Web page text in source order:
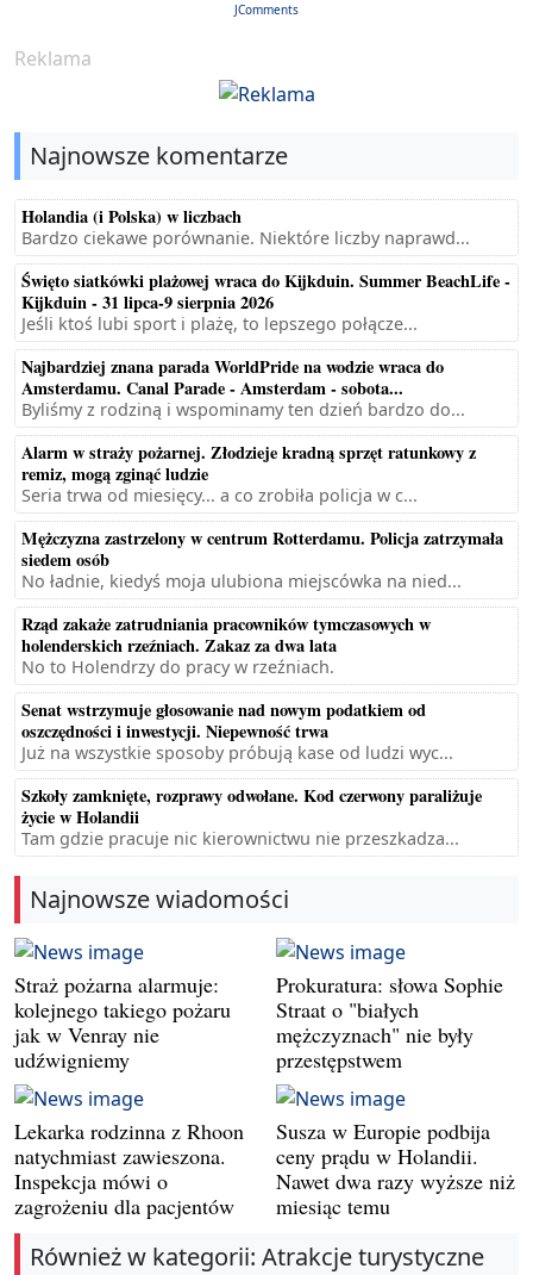
JComments
Reklama
Najnowsze komentarze
Holandia (i Polska) w liczbach
Bardzo ciekawe porównanie. Niektóre liczby naprawd...
Święto siatkówki plażowej wraca do Kijkduin. Summer BeachLife -
Kijkduin - 31 lipca-9 sierpnia 2026
Jeśli ktoś lubi sport i plażę, to lepszego połącze...
Najbardziej znana parada WorldPride na wodzie wraca do
Amsterdamu. Canal Parade - Amsterdam - sobota...
Byliśmy z rodziną i wspominamy ten dzień bardzo do...
Alarm w straży pożarnej. Złodzieje kradną sprzęt ratunkowy z
remiz, mogą zginąć ludzie
Seria trwa od miesięcy... a co zrobiła policja w c...
Mężczyzna zastrzelony w centrum Rotterdamu. Policja zatrzymała
siedem osób
No ładnie, kiedyś moja ulubiona miejscówka na nied...
Rząd zakaże zatrudniania pracowników tymczasowych w
holenderskich rzeźniach. Zakaz za dwa lata
No to Holendrzy do pracy w rzeźniach.
Senat wstrzymuje głosowanie nad nowym podatkiem od
oszczędności i inwestycji. Niepewność trwa
Już na wszystkie sposoby próbują kase od ludzi wyc...
Szkoły zamknięte, rozprawy odwołane. Kod czerwony paraliżuje
życie w Holandii
Tam gdzie pracuje nic kierownictwu nie przeszkadza...
Najnowsze wiadomości
Straż pożarna alarmuje:
kolejnego takiego pożaru
jak w Venray nie
udźwigniemy
Prokuratura: słowa Sophie
Straat o "białych
mężczyznach" nie były
przestępstwem
Lekarka rodzinna z Rhoon
natychmiast zawieszona.
Inspekcja mówi o
zagrożeniu dla pacjentów
Susza w Europie podbija
ceny prądu w Holandii.
Nawet dwa razy wyższe niż
miesiąc temu
Również w kategorii: Atrakcje turystyczne